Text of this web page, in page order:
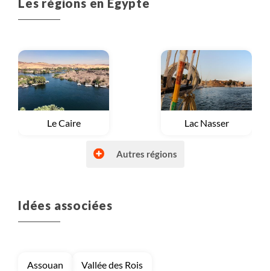
perfectib
Voyage
Le Caire Voyage
Lac Nasser
Voyage
Mer Rouge
Autres régions
Idées associées
Assouan Vallée des Rois